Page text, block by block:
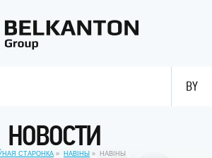
BY
НОВОСТИ
СТАРОНКА НАВІНЫ НАВIНЫ